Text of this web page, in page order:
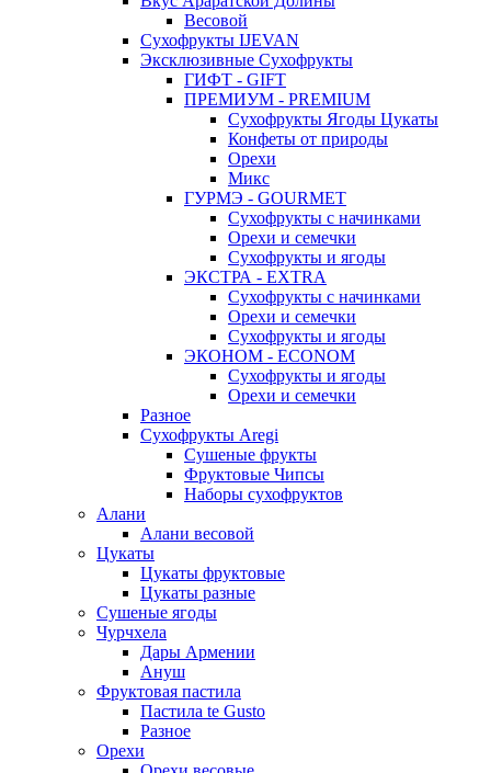
Весовой
Сухофрукты IJEVAN
Эксклюзивные Сухофрукты
ГИФТ - GIFT
ПРЕМИУМ - PREMIUM
Сухофрукты Ягоды Цукаты
Конфеты от природы
Орехи
Микс
ГУРМЭ - GOURMET
Сухофрукты с начинками
Орехи и семечки
Сухофрукты и ягоды
ЭКСТРА - EXTRA
Сухофрукты с начинками
Орехи и семечки
Сухофрукты и ягоды
ЭКОНОМ - ECONOM
Сухофрукты и ягоды
Орехи и семечки
Разное
Сухофрукты Aregi
Сушеные фрукты
Фруктовые Чипсы
Наборы сухофруктов
Алани
Алани весовой
Цукаты
Цукаты фруктовые
Цукаты разные
Сушеные ягоды
Чурчхела
Дары Армении
Ануш
Фруктовая пастила
Пастила te Gusto
Разное
Орехи